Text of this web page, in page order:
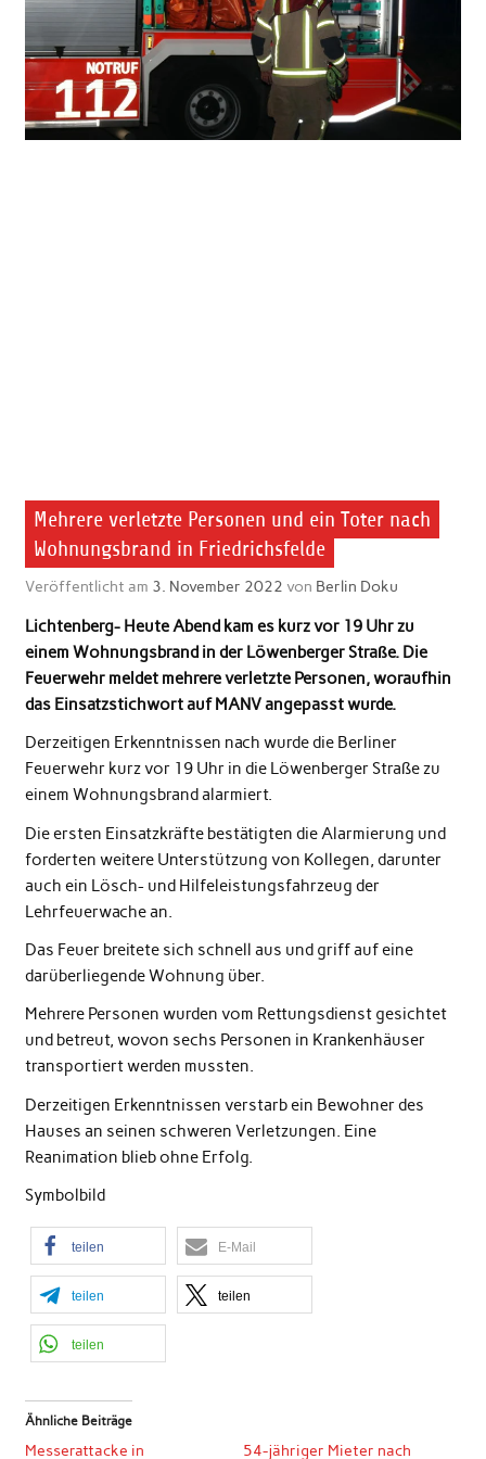
Mehrere verletzte Personen und ein Toter nach
Wohnungsbrand in Friedrichsfelde
Veröffentlicht am 3. November 2022 von Berlin Doku
Lichtenberg- Heute Abend kam es kurz vor 19 Uhr zu
einem Wohnungsbrand in der Löwenberger Straße. Die
Feuerwehr meldet mehrere verletzte Personen, woraufhin
das Einsatzstichwort auf MANV angepasst wurde.
Derzeitigen Erkenntnissen nach wurde die Berliner
Feuerwehr kurz vor 19 Uhr in die Löwenberger Straße zu
einem Wohnungsbrand alarmiert.
Die ersten Einsatzkräfte bestätigten die Alarmierung und
forderten weitere Unterstützung von Kollegen, darunter
auch ein Lösch- und Hilfeleistungsfahrzeug der
Lehrfeuerwache an.
Das Feuer breitete sich schnell aus und griff auf eine
darüberliegende Wohnung über.
Mehrere Personen wurden vom Rettungsdienst gesichtet
und betreut, wovon sechs Personen in Krankenhäuser
transportiert werden mussten.
Derzeitigen Erkenntnissen verstarb ein Bewohner des
Hauses an seinen schweren Verletzungen. Eine
Reanimation blieb ohne Erfolg.
Symbolbild
teilen E-Mail
teilen teilen
teilen
Ähnliche Beiträge
Messerattacke in 54-jähriger Mieter nach